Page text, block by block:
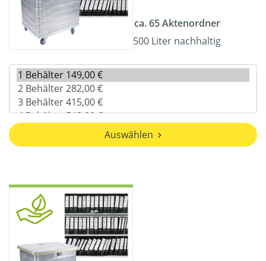
ca. 65 Aktenordner
500 Liter nachhaltig
Auswählen